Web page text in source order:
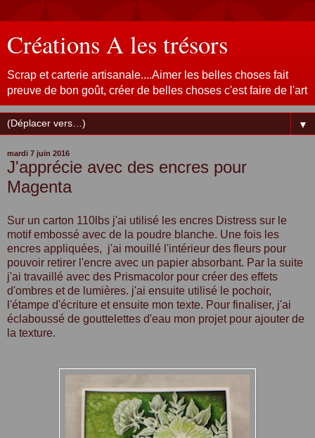
Créations A les trésors
Scrap et carterie artisanale....Aimer les belles choses fait
preuve de bon goût, créer de belles choses c'est faire de l'art
▼
mardi 7 juin 2016
J'apprécie avec des encres pour
Magenta
Sur un carton 110lbs j'ai utilisé les encres Distress sur le
motif embossé avec de la poudre blanche. Une fois les
encres appliquées, j'ai mouillé l'intérieur des fleurs pour
pouvoir retirer l'encre avec un papier absorbant. Par la suite
j'ai travaillé avec des Prismacolor pour créer des effets
d'ombres et de lumières. j'ai ensuite utilisé le pochoir,
l'étampe d'écriture et ensuite mon texte. Pour finaliser, j'ai
éclaboussé de gouttelettes d'eau mon projet pour ajouter de
la texture.